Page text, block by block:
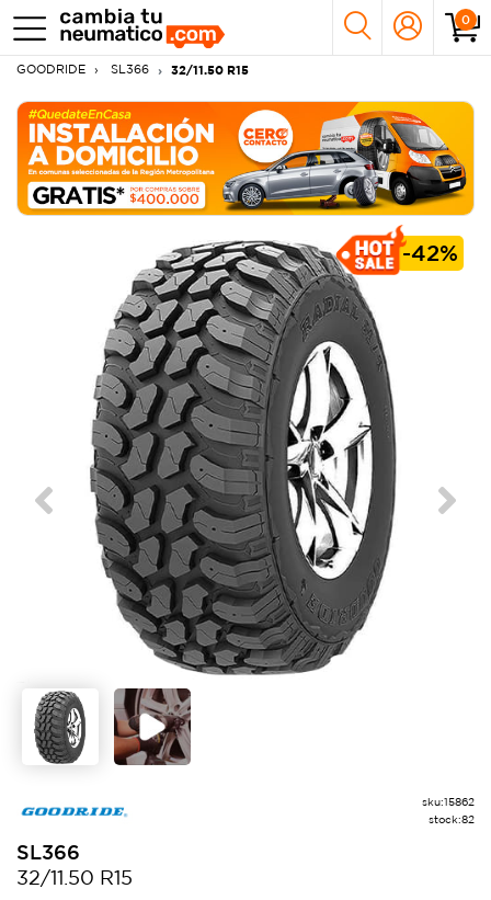
0
GOODRIDE SL366 32/11.50 R15
-42%
Previous Next
sku:15862
stock:82
SL366
32/11.50 R15